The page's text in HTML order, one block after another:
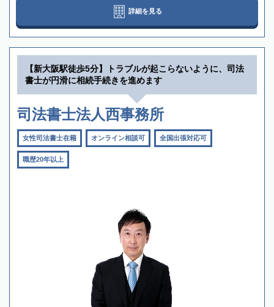
詳細を見る
【新大阪駅徒歩5分】トラブルが起こらないように、司法
書士が円滑に相続手続きを進めます
司法書士法人西事務所
女性司法書士在籍 オンライン相談可 全国出張対応可
職歴20年以上